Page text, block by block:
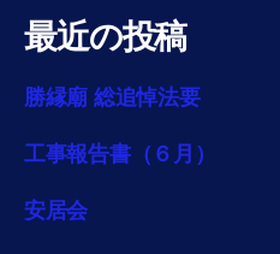
最近の投稿
勝縁廟 総追悼法要
工事報告書（６月）
安居会